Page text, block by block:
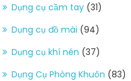
Dụng cụ cầm tay (31)
Dụng cụ đồ mài (94)
Dụng cụ khí nén (37)
Dụng Cụ Phòng Khuôn (83)